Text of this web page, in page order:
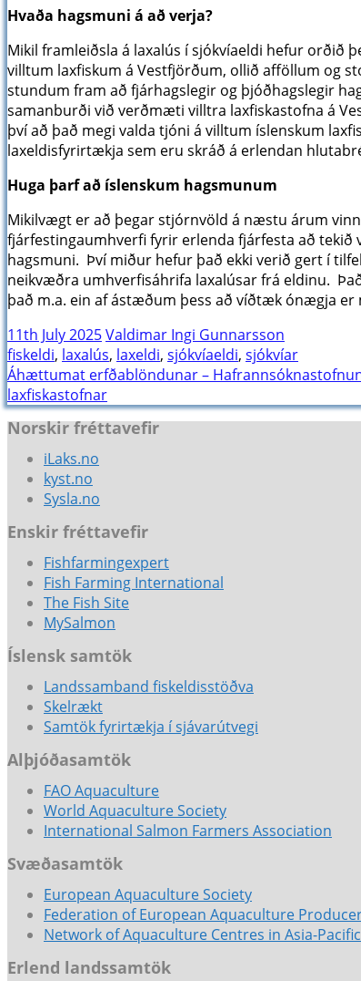
Hvaða hagsmuni á að verja?
Mikil framleiðsla á laxalús í sjókvíaeldi hefur orðið
villtum laxfiskum á Vestfjörðum, ollið afföllum og
stundum fram að fjárhagslegir og þjóðhagslegir
samanburði við verðmæti villtra laxfiskastofna á
því að það megi valda tjóni á villtum íslenskum
laxeldisfyrirtækja sem eru skráð á erlendan
Huga þarf að íslenskum hagsmunum
Mikilvægt er að þegar stjórnvöld á næstu árum
fjárfestingaumhverfi fyrir erlenda fjárfesta að tekið
hagsmuni. Því miður hefur það ekki verið gert í
neikvæðra umhverfisáhrifa laxalúsar frá eldinu.
það m.a. ein af ástæðum þess að víðtæk ónægja er
11th July 2025Valdimar Ingi Gunnarsson
fiskeldi, laxalús, laxeldi, sjókvíaeldi, sjókvíar
Post
navigation
Áhættumat erfðablöndunar –
laxfiskastofnar
Norskir fréttavefir
iLaks.no
kyst.no
Sysla.no
Enskir fréttavefir
Fishfarmingexpert
Fish Farming International
The Fish Site
MySalmon
Íslensk samtök
Landssamband fiskeldisstöðva
Skelrækt
Samtök fyrirtækja í sjávarútvegi
Alþjóðasamtök
FAO Aquaculture
World Aquaculture Society
International Salmon Farmers Association
Svæðasamtök
European Aquaculture Society
Federation of European Aquaculture
Network of Aquaculture Centres in Asia-Pacific
Erlend landssamtök